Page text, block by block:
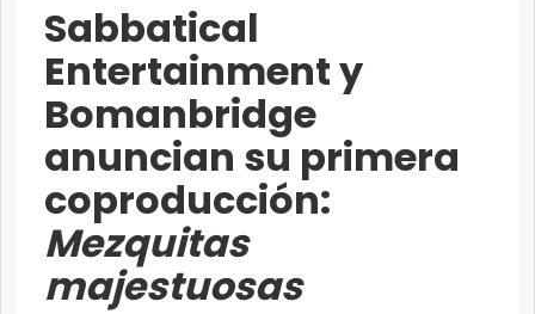
Sabbatical
Entertainment y
Bomanbridge
anuncian su primera
coproducción:
Mezquitas
majestuosas